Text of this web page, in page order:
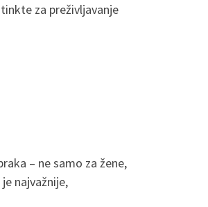
za preživljavanje
– ne samo za žene,
najvažnije,